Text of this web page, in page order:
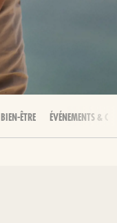
BIEN-ÊTRE ÉVÉNEMENTS &